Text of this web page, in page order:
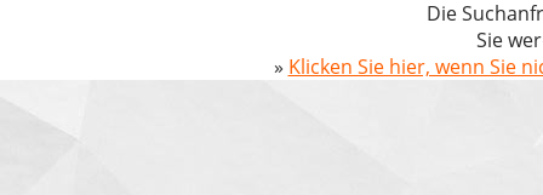
Die
Sie
» Klicken Sie hier, wenn Sie